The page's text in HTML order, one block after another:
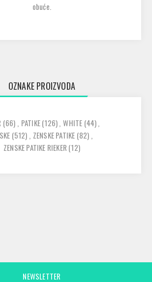
obuće.
OZNAKE PROIZVODA
(66) , PATIKE(126), WHITE (44),
(512) , ZENSKE PATIKE (82) ,
ZENSKE PATIKE RIEKER (12)
NEWSLETTER